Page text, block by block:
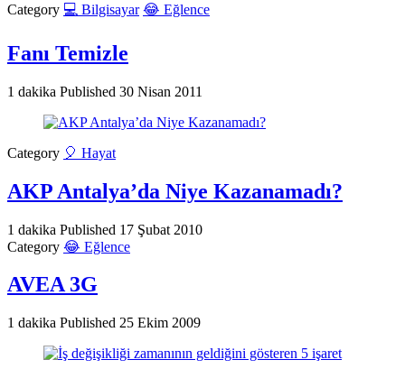
Category 💻 Bilgisayar 😂 Eğlence
Fanı Temizle
1 dakika Published 30 Nisan 2011
Category 🎈 Hayat
AKP Antalya’da Niye Kazanamadı?
1 dakika Published 17 Şubat 2010
Category 😂 Eğlence
AVEA 3G
1 dakika Published 25 Ekim 2009